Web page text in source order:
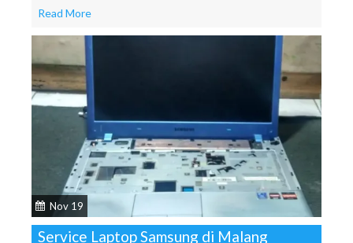
Read More
Nov 19
Service Laptop Samsung di Malang